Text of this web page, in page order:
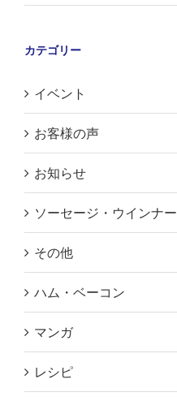
カテゴリー
イベント
お客様の声
お知らせ
ソーセージ・ウインナー
その他
ハム・ベーコン
マンガ
レシピ